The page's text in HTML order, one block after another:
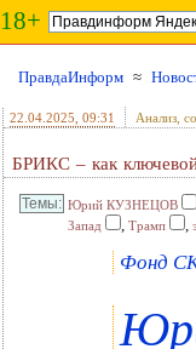
18+
ПравдаИнформ ≈
22.04.2025 , 09:31 Анализ,
БРИКС – как
Юрий КУЗНЕЦОВ
Запад
, Трамп ,
Фонд